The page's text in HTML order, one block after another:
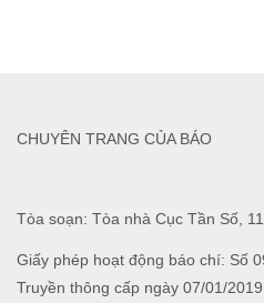
Tòa soạn: Tòa nhà Cục Tần Số,
Giấy phép hoạt động báo chí: Số
Truyền thông cấp ngày 07/01/2019.
CHUYÊN TRANG CỦA BÁO